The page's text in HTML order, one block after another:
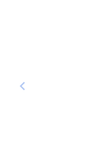
Anterior
keyboard_arrow_left